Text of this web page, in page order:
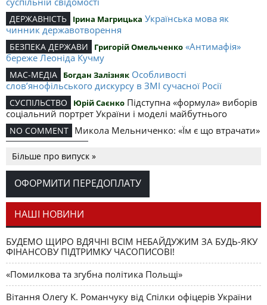
ДЕРЖАВНІСТЬ Ірина Магрицька Українська мова як
чинник державотворення
БЕЗПЕКА ДЕРЖАВИ Григорiй Омельченко «Антимафія»
береже Леоніда Кучму
МАС-МЕДІА Богдан Залізняк Особливості
слов’янофільського дискурсу в ЗМІ сучасної Росії
СУСПІЛЬСТВО Юрій Саєнко Підступна «формула» виборів
соціальний портрет України і моделі майбутнього
NO COMMENT Микола Мельниченко: «Їм є що втрачати»
Тероризм на експорт
нюрнберзький процес»
Більше про випуск »
ОФОРМИТИ ПЕРЕДОПЛАТУ
НАШІ НОВИНИ
БУДЕМО ЩИРО ВДЯЧНІ ВСІМ НЕБАЙДУЖИМ ЗА БУДЬ-ЯКУ
ФІНАНСОВУ ПІДТРИМКУ ЧАСОПИСОВІ!
«Помилкова та згубна політика Польщі»
Вітання Олегу К. Романчуку від Спілки офіцерів України